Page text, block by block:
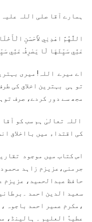
ہمارے آقا صلی اللہ
اللَّهُمَّ اهْدِنِي لأَحْسَنِ
عَنِّي سَيِّئَهَا لَا يَصْرِفُ عَنِّي
اے میرے اللہ! میری
تو ہی بہترین اخلاق کی
مجھ سے دور کردے، صرف
اللہ تعالیٰ ہم سب کو
کی اقتداء میں بااخلاق
اس کتاب میں موجود
جرمنی،عزیزم زاہد
حافظ عبدالحمید، عزیزم
سعید الدین احمد
،مکرم عمیر احمد باجوہ
عطیۃُ العلیم ۔ ہالینڈ،